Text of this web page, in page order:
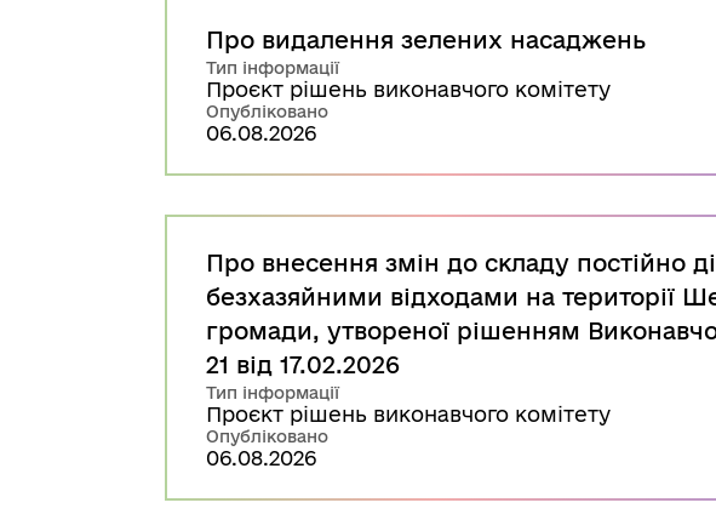
Про видалення зелених насаджень
Тип інформації
Проєкт рішень виконавчого комітету
Опубліковано
06.08.2026
Про внесення змін до складу постійно
безхазяйними відходами на території
громади, утвореної рішенням
21 від 17.02.2026
Тип інформації
Проєкт рішень виконавчого комітету
Опубліковано
06.08.2026